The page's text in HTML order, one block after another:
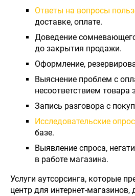
Ответы на вопросы
доставке, оплате.
Доведение
до закрытия продажи.
Оформление,
Выяснение проблем с
несоответствием товара
Запись разговора с
Исследовательские
базе.
Выявление спроса,
в работе магазина.
Услуги аутсорсинга, которые
центр для интернет-